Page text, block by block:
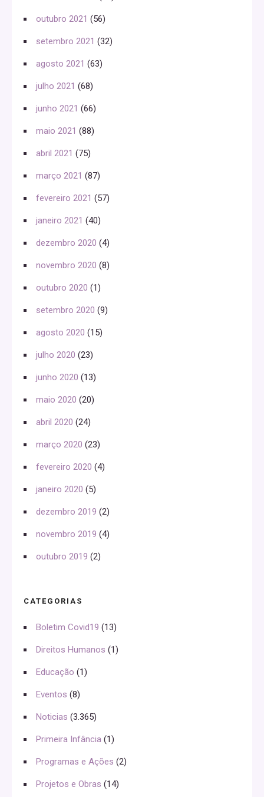
outubro 2021 (56)
setembro 2021 (32)
agosto 2021 (63)
julho 2021 (68)
junho 2021 (66)
maio 2021 (88)
abril 2021 (75)
março 2021 (87)
fevereiro 2021 (57)
janeiro 2021 (40)
dezembro 2020 (4)
novembro 2020 (8)
outubro 2020 (1)
setembro 2020 (9)
agosto 2020 (15)
julho 2020 (23)
junho 2020 (13)
maio 2020 (20)
abril 2020 (24)
março 2020 (23)
fevereiro 2020 (4)
janeiro 2020 (5)
dezembro 2019 (2)
novembro 2019 (4)
outubro 2019 (2)
CATEGORIAS
Boletim Covid19 (13)
Direitos Humanos (1)
Educação (1)
Eventos (8)
Noticias (3.365)
Primeira Infância (1)
Programas e Ações (2)
Projetos e Obras (14)